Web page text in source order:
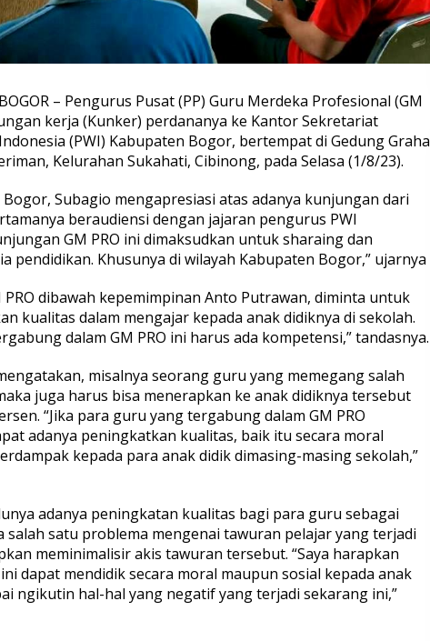
– Pengurus Pusat (PP) Guru Merdeka Profesional (GM
kerja (Kunker) perdananya ke Kantor Sekretariat
(PWI) Kabupaten Bogor, bertempat di Gedung Graha
Kelurahan Sukahati, Cibinong, pada Selasa (1/8/23).
Subagio mengapresiasi atas adanya kunjungan dari
beraudiensi dengan jajaran pengurus PWI
GM PRO ini dimaksudkan untuk sharaing dan
pendidikan. Khusunya di wilayah Kabupaten Bogor,” ujarnya
dibawah kepemimpinan Anto Putrawan, diminta untuk
kualitas dalam mengajar kepada anak didiknya di sekolah.
dalam GM PRO ini harus ada kompetensi,” tandasnya.
misalnya seorang guru yang memegang salah
juga harus bisa menerapkan ke anak didiknya tersebut
“Jika para guru yang tergabung dalam GM PRO
adanya peningkatkan kualitas, baik itu secara moral
kepada para anak didik dimasing-masing sekolah,”
adanya peningkatan kualitas bagi para guru sebagai
salah satu problema mengenai tawuran pelajar yang terjadi
meminimalisir akis tawuran tersebut. “Saya harapkan
dapat mendidik secara moral maupun sosial kepada anak
ngikutin hal-hal yang negatif yang terjadi sekarang ini,”